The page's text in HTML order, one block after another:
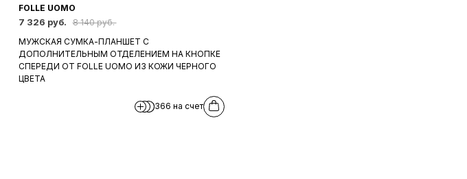
FOLLE UOMO
7 326 руб.
8 140 руб.
МУЖСКАЯ СУМКА-ПЛАНШЕТ С
ДОПОЛНИТЕЛЬНЫМ ОТДЕЛЕНИЕМ НА КНОПКЕ
СПЕРЕДИ ОТ FOLLE UOMO ИЗ КОЖИ ЧЕРНОГО
ЦВЕТА
366 на счет